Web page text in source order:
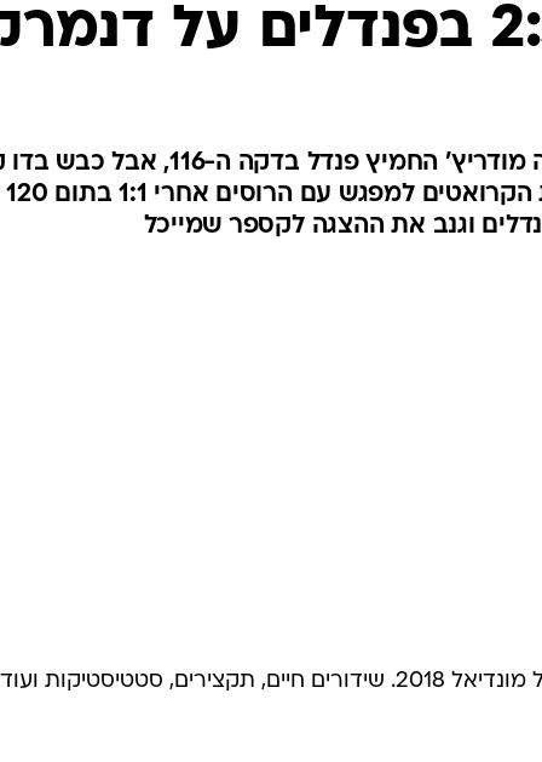
דרמת ענק בשמינית הגמר: לוקה מודריץ' החמיץ פנדל בדקה ה-
פנדלים ואיבן ראקיטיץ' שלח את הקרואטים למפגש עם הרוסים אחרי 1:1 בתום 120
וגנב את ההצגה לקספר שמייכל
באדיבות כאן 11 - המשדר הרשמי של מונדיאל 2018. שידורים חיים, תקצירים, סטטיסטיקות ועוד